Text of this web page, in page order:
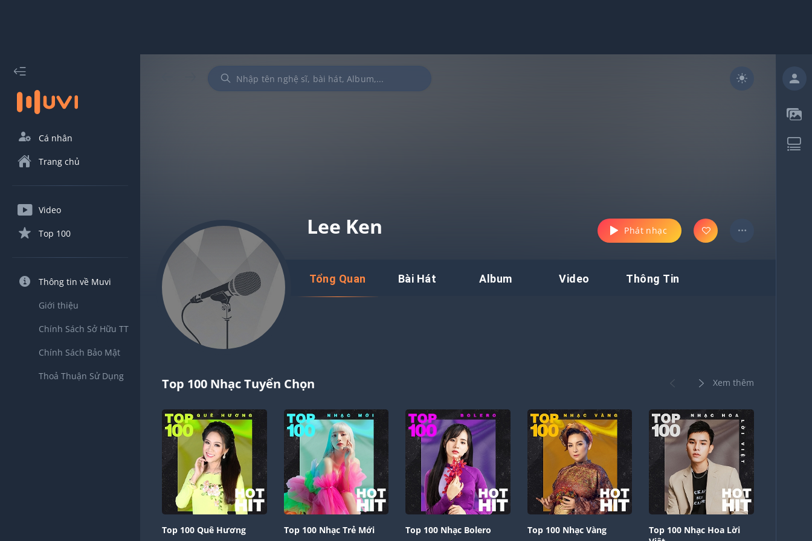
Cá nhân
Trang chủ
Video
Top 100
Thông tin về Muvi
Giới thiệu
Chính Sách Sở Hữu TT
Chính Sách Bảo Mật
Thoả Thuận Sử Dụng
Lee Ken Phát nhạc
Tổng Quan Bài Hát Album Video Thông Tin
Top 100 Nhạc Tuyển Chọn Xem thêm
Top 100 Quê Hương Top 100 Nhạc Trẻ Mới Top 100 Nhạc Bolero Top 100 Nhạc Vàng
Top 100 Nhạc Hoa Lời